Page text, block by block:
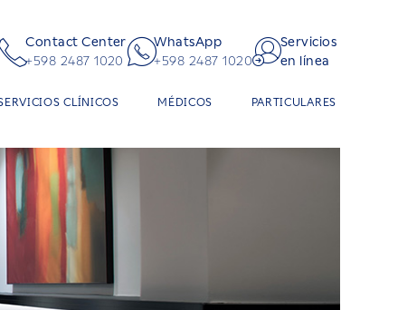
Contact Center
+598 2487 1020
WhatsApp
+598 2487 1020
Servicios
en línea
CLÍNICOS MÉDICOS PARTICULARES